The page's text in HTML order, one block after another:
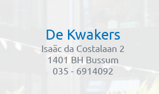
De Kwakers
Isaäc da Costalaan 2
1401 BH Bussum
035 - 6914092